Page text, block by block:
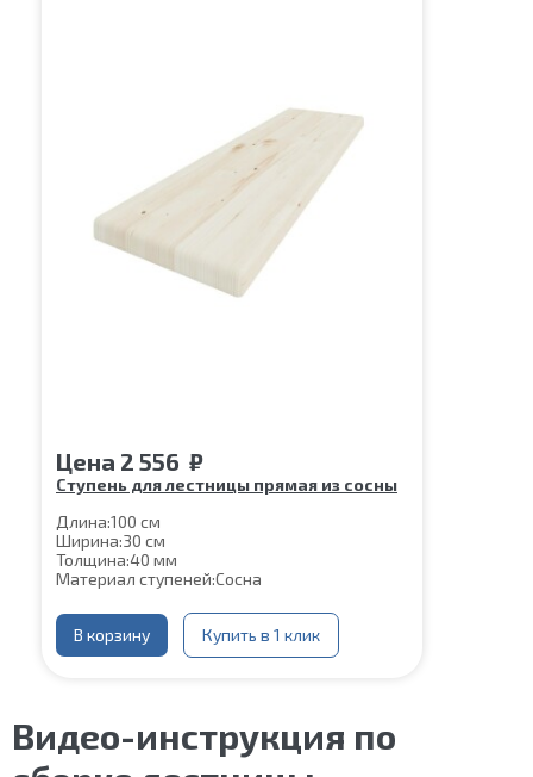
Цена 2 556 ₽
Ступень для лестницы прямая из сосны
Длина:100 см
Ширина:30 см
Толщина:40 мм
Материал ступеней:Сосна
В корзину Купить в 1 клик
Видео-инструкция по